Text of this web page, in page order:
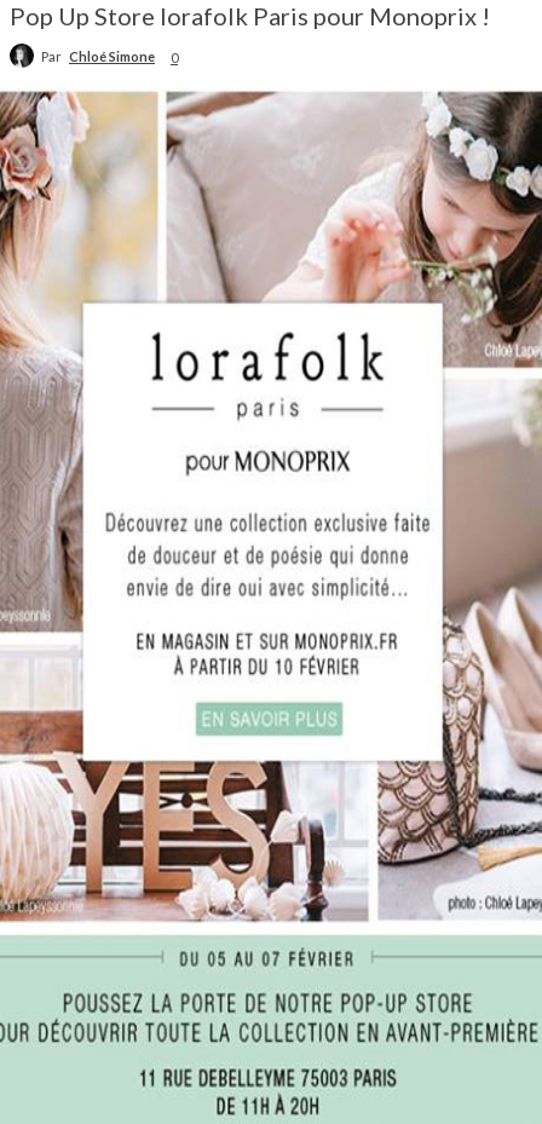
Pop Up Store lorafolk Paris pour Monoprix !
Par Chloé Simone 0